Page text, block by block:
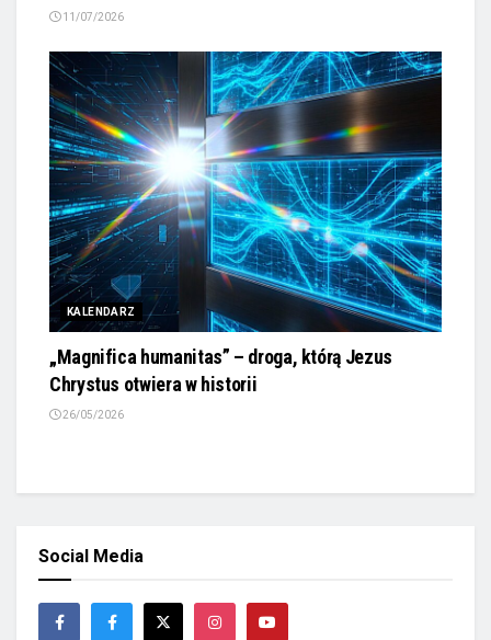
11/07/2026
KALENDARZ
„Magnifica humanitas” – droga, którą Jezus
Chrystus otwiera w historii
26/05/2026
Social Media